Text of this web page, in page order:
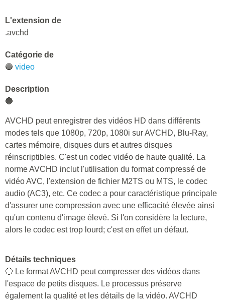
L'extension de
.avchd
Catégorie de
🔵 video
Description
🔵
AVCHD peut enregistrer des vidéos HD dans différents
modes tels que 1080p, 720p, 1080i sur AVCHD, Blu-Ray,
cartes mémoire, disques durs et autres disques
réinscriptibles. C'est un codec vidéo de haute qualité. La
norme AVCHD inclut l'utilisation du format compressé de
vidéo AVC, l'extension de fichier M2TS ou MTS, le codec
audio (AC3), etc. Ce codec a pour caractéristique principale
d'assurer une compression avec une efficacité élevée ainsi
qu'un contenu d'image élevé. Si l'on considère la lecture,
alors le codec est trop lourd; c'est en effet un défaut.
Détails techniques
🔵 Le format AVCHD peut compresser des vidéos dans
l'espace de petits disques. Le processus préserve
également la qualité et les détails de la vidéo. AVCHD